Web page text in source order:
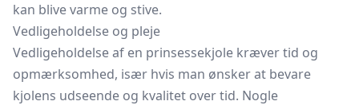
kan blive varme og stive.
Vedligeholdelse og pleje
Vedligeholdelse af en prinsessekjole kræver tid og
opmærksomhed, især hvis man ønsker at bevare
kjolens udseende og kvalitet over tid. Nogle